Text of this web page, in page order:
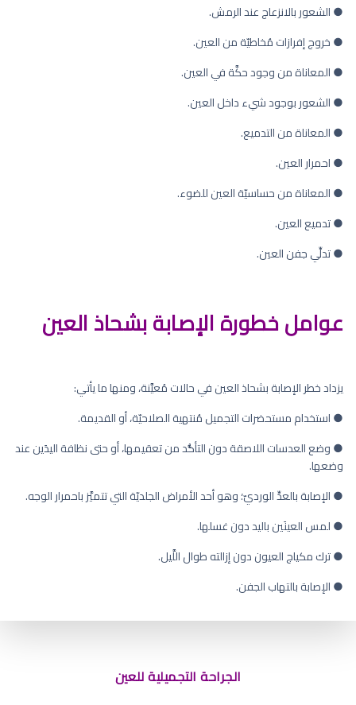
● الشعور بالانزعاج عند الرمش.
● خروج إفرازات مُخاطيّة من العين.
● المعاناة من وجود حكَّة في العين.
● الشعور بوجود شيء داخل العين.
● المعاناة من التدميع.
● احمرار العين.
● المعاناة من حساسيّة العين للضوء.
● تدميع العين.
● تدلِّي جفن العين.
عوامل خطورة الإصابة بشحاذ العين
يزداد خطر الإصابة بشحاذ العين في حالات مُعيَّنة، ومنها ما يأتي:
● استخدام مستحضرات التجميل مُنتهية الصلاحيّة، أو القديمة.
● وضع العدسات اللاصقة دون التأكُّد من تعقيمها، أو حتى نظافة اليدَين عند
وضعها.
● الإصابة بالعدِّ الورديّ؛ وهو أحد الأمراض الجلديّة التي تتميَّز باحمرار الوجه.
● لمس العينَين باليد دون غسلها.
● ترك مكياج العيون دون إزالته طوال اللَّيل.
● الإصابة بالتهاب الجفن.
الجراحة التجميلية للعين